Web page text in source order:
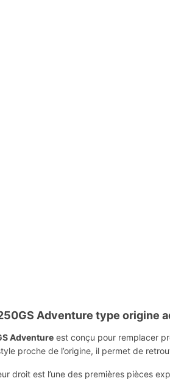
Adventure type origine
Adventure est conçu pour remplacer
proche de l’origine, il permet de
droit est l’une des premières pièces